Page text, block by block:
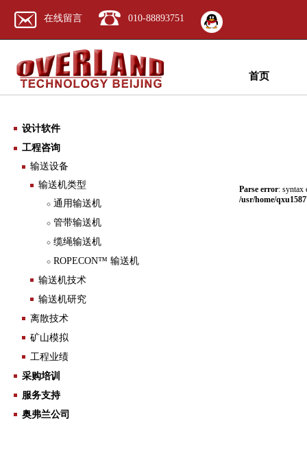
在线留言 010-88893751
首页
设计软件
工程咨询
输送设备
输送机类型
通用输送机
管带输送机
缆绳输送机
ROPECON™ 输送机
输送机技术
输送机研究
离散技术
矿山模拟
工程业绩
采购培训
服务支持
奥弗兰公司
Parse error: syntax
/usr/home/